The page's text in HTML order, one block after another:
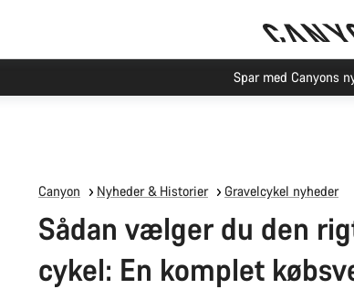
Spar med Canyons
Canyon Nyheder & Historier Gravelcykel nyheder
Sådan vælger du den
cykel: En komplet